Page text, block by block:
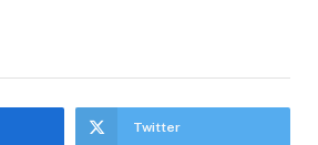
Twitter